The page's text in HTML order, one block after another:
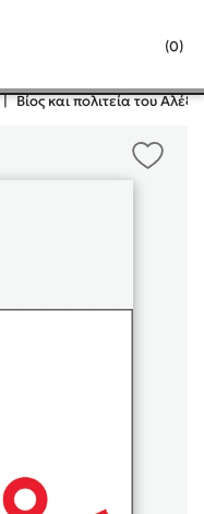
(0)
Κλείσιμο
| Βίος και πολιτεία του